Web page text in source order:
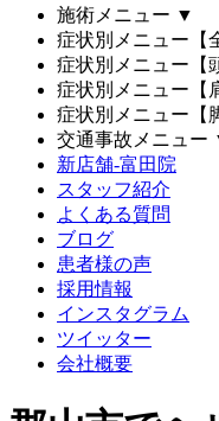
施術メニュー ▼
症状別メニュー【
症状別メニュー【
症状別メニュー【
症状別メニュー【
交通事故メニュー
新店舗-富田院
スタッフ紹介
よくある質問
ブログ
患者様の声
採用情報
インスタグラム
ツイッター
会社概要